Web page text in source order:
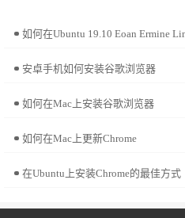
安卓手机如何安装谷歌浏览器
如何在Mac上安装谷歌浏览器
如何在Mac上更新Chrome
在Ubuntu上安装Chrome的最佳方式